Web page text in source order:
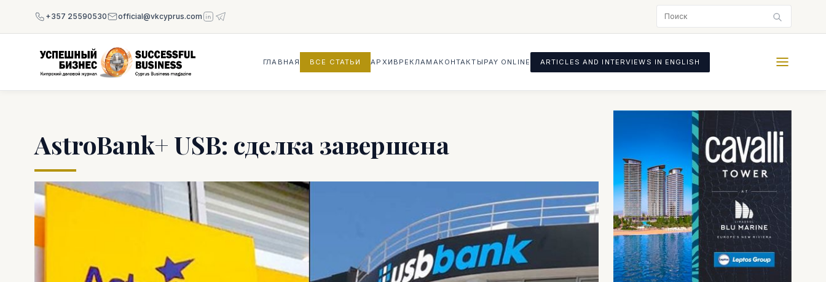
+357 25590530 official@vkcyprus.com
ГЛАВНАЯ ВСЕ СТАТЬИ АРХИВ РЕКЛАМА КОНТАКТЫ PAY ONLINE ARTICLES AND INTERVIEWS IN ENGLISH
AstroBank+ USB: сделка завершена